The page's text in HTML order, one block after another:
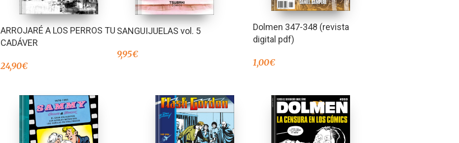
ARROJARÉ A LOS PERROS TU
CADÁVER
24,90€
SANGUIJUELAS vol. 5
9,95€
Dolmen 347-348 (revista
digital pdf)
1,00€